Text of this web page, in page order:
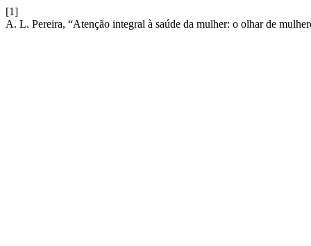
[1]
A. L. Pereira, “Atenção integral à saúde da mulher: o olhar de